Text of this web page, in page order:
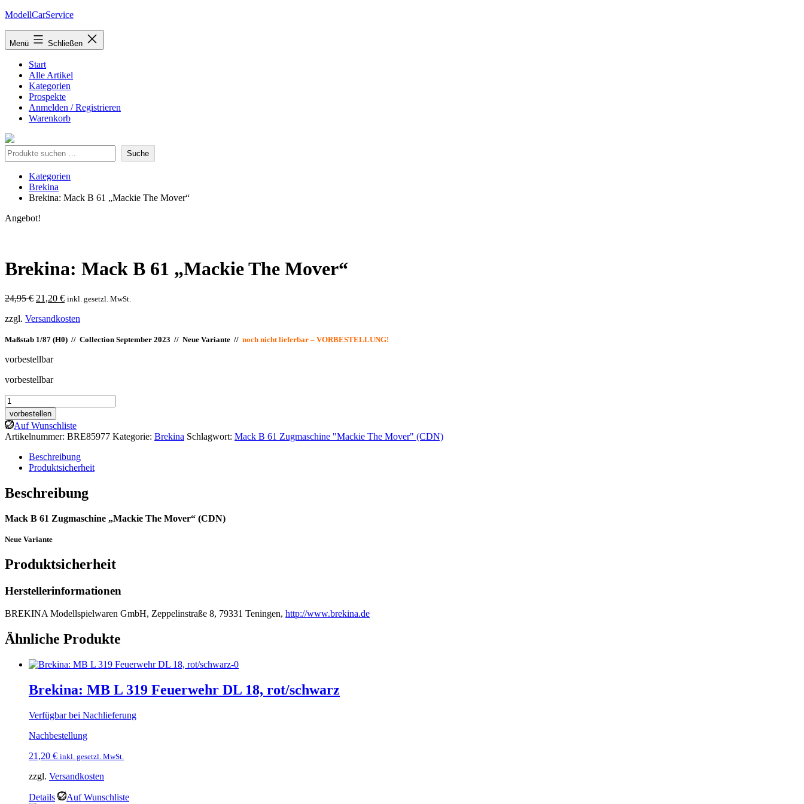
Zum
springen
ModellCarService
Menü Schließen
Start
Alle Artikel
Kategorien
Prospekte
Anmelden / Registrieren
Warenkorb
Suche Suche
Kategorien
Brekina
Brekina: Mack B 61 „Mackie The Mover“
Angebot!
Brekina: Mack B 61 „Mackie The Mover“
24,95€ Ursprünglicher
war:
21,20 €Aktueller
ist:
inkl. gesetzl. MwSt.
zzgl. Versandkosten
Maßstab 1/87 (H0) // Collection September 2023 // Neue Variante // noch nicht lieferbar – VORBESTELLUNG!
vorbestellbar
vorbestellbar
Brekina:
Mack
B
61
"Mackie
Mover"
Menge
vorbestellen
Auf Wunschliste
Artikelnummer: BRE85977 Kategorie: Brekina Schlagwort: Mack B 61 Zugmaschine "Mackie The Mover" (CDN)
Beschreibung
Produktsicherheit
Beschreibung
Mack B 61 Zugmaschine „Mackie The Mover“ (CDN)
Neue Variante
Produktsicherheit
Herstellerinformationen
BREKINA Modellspielwaren GmbH, Zeppelinstraße 8, 79331 Teningen, http://www.brekina.de
Ähnliche Produkte
Brekina: MB L 319 Feuerwehr DL 18, rot/schwarz
Verfügbar bei Nachlieferung
Nachbestellung
21,20 € inkl. gesetzl. MwSt.
zzgl. Versandkosten
Details Auf Wunschliste